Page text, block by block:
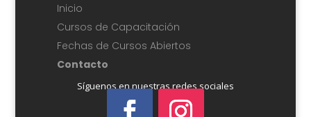
Inicio
Cursos de Capacitación
Fechas de Cursos Abiertos
Contacto
Síguenos en nuestras redes sociales